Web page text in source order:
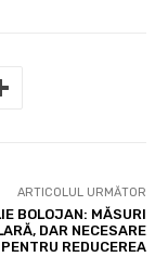
ARTICOLUL URMĂTOR
BOLOJAN: MĂSURI
DAR NECESARE
PENTRU REDUCEREA